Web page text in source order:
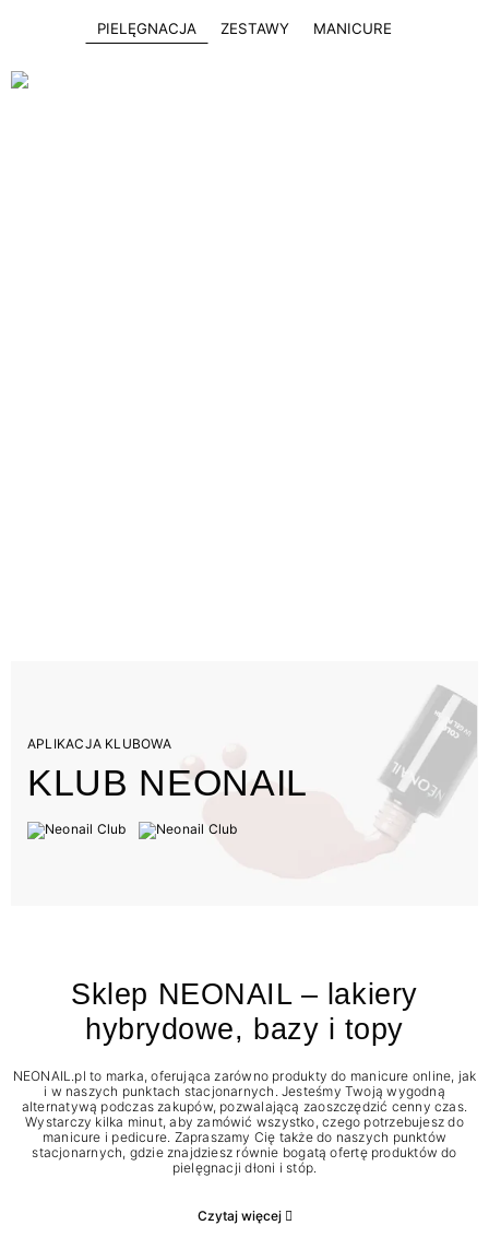
PIELĘGNACJA ZESTAWY MANICURE
APLIKACJA KLUBOWA
KLUB NEONAIL
Sklep NEONAIL – lakiery
hybrydowe, bazy i topy
NEONAIL.pl to marka, oferująca zarówno produkty do manicure online, jak
i w naszych punktach stacjonarnych. Jesteśmy Twoją wygodną
alternatywą podczas zakupów, pozwalającą zaoszczędzić cenny czas.
Wystarczy kilka minut, aby zamówić wszystko, czego potrzebujesz do
manicure i pedicure. Zapraszamy Cię także do naszych punktów
stacjonarnych, gdzie znajdziesz równie bogatą ofertę produktów do
pielęgnacji dłoni i stóp.
Czytaj więcej